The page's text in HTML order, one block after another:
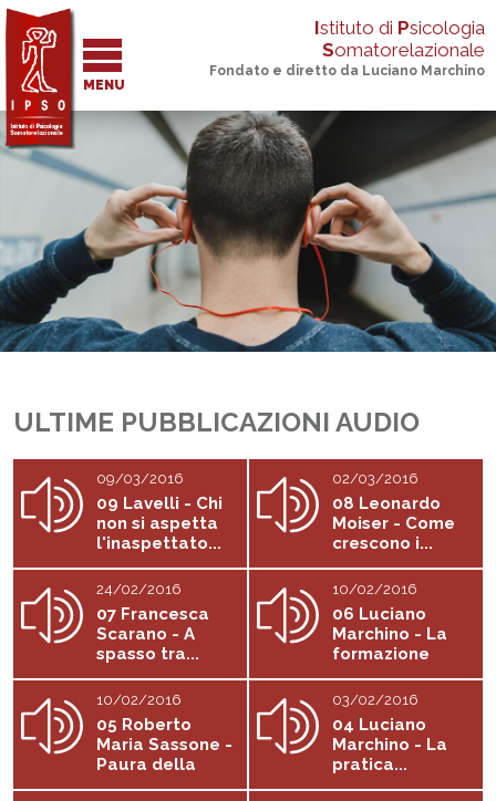
MENU
Istituto di Psicologia
Somatorelazionale
Fondato e diretto da Luciano Marchino
ULTIME PUBBLICAZIONI AUDIO
09/03/2016
09 Lavelli - Chi
non si aspetta
l'inaspettato...
02/03/2016
08 Leonardo
Moiser - Come
crescono i...
24/02/2016
07 Francesca
Scarano - A
spasso tra...
10/02/2016
06 Luciano
Marchino - La
formazione
del...
10/02/2016
05 Roberto
Maria Sassone -
Paura della
felicità
03/02/2016
04 Luciano
Marchino - La
pratica...